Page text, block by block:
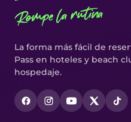
Rompe la rutina
La forma más fácil de
Pass en hoteles y beach
hospedaje.